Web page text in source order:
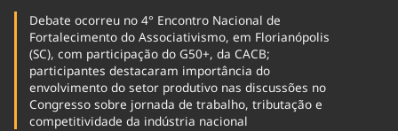
Debate ocorreu no 4° Encontro Nacional de
Fortalecimento do Associativismo, em Florianópolis
(SC), com participação do G50+, da CACB;
participantes destacaram importância do
envolvimento do setor produtivo nas discussões no
Congresso sobre jornada de trabalho, tributação e
competitividade da indústria nacional